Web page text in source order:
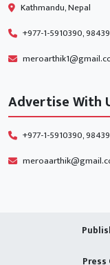
Kathmandu, Nepal
+977-1-5910390,
Advertise With
+977-1-5910390,
Press